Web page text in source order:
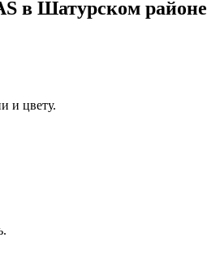
в Шатурском районе
и цвету.